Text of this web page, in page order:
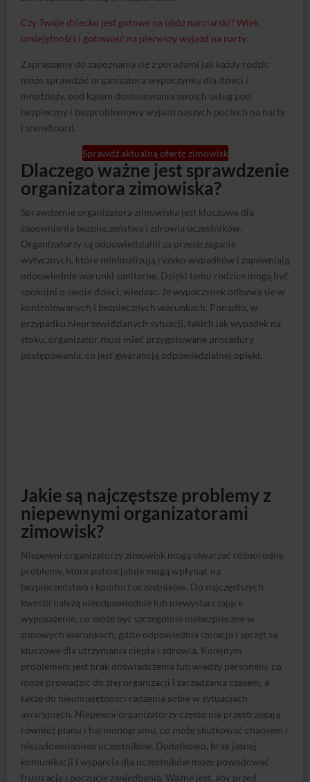
Czy Twoje dziecko jest gotowe na obóz narciarski? Wiek,
umiejętności i gotowość na pierwszy wyjazd na narty.
Zapraszamy do zapoznania się z poradami jak każdy rodzic
może sprawdzić organizatora wypoczynku dla dzieci i
młodzieży, pod kątem dostosowania swoich usług pod
bezpieczny i bezproblemowy wyjazd naszych pociech na narty
i snowboard.
Sprawdź aktualną ofertę zimowisk
Dlaczego ważne jest sprawdzenie
organizatora zimowiska?
Sprawdzenie organizatora zimowiska jest kluczowe dla
zapewnienia bezpieczeństwa i zdrowia uczestników.
Organizatorzy są odpowiedzialni za przestrzeganie
wytycznych, które minimalizują ryzyko wypadków i zapewniają
odpowiednie warunki sanitarne. Dzięki temu rodzice mogą być
spokojni o swoje dzieci, wiedząc, że wypoczynek odbywa się w
kontrolowanych i bezpiecznych warunkach. Ponadto, w
przypadku nieprzewidzianych sytuacji, takich jak wypadek na
stoku, organizator musi mieć przygotowane procedury
postępowania, co jest gwarancją odpowiedzialnej opieki.
bezpieczeństwo i komfort uczestników. Do najczęstszych
kwestii należą nieodpowiednie lub niewystarczające
wyposażenie, co może być szczególnie niebezpieczne w
kluczowe dla utrzymania ciepła i zdrowia. Kolejnym
problemem jest brak doświadczenia lub wiedzy personelu, co
może prowadzić do złej organizacji i zarządzania czasem, a
także do nieumiejętności radzenia sobie w sytuacjach
awaryjnych. Niepewni organizatorzy często nie przestrzegają
również planu i harmonogramu, co może skutkować chaosem i
niezadowoleniem uczestników. Dodatkowo, brak jasnej
komunikacji i wsparcia dla uczestników może powodować
frustrację i poczucie zaniedbania. Ważne jest, aby przed
wyborem zimowiska dokładnie sprawdzić opinie i
doświadczenie organizatora, a także upewnić się, że oferowane
wyposażenie i wsparcie są adekwatne do warunków zimowych.
Obóz narciarski na Chopoku